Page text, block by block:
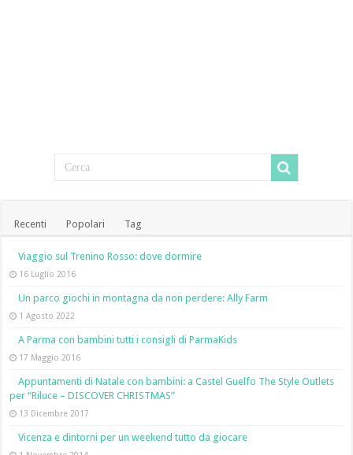
Recenti Popolari Tag
Viaggio sul Trenino Rosso: dove dormire
16 Luglio 2016
Un parco giochi in montagna da non perdere: Ally Farm
1 Agosto 2022
A Parma con bambini tutti i consigli di ParmaKids
17 Maggio 2016
Appuntamenti di Natale con bambini: a Castel Guelfo The Style Outlets
per “Riluce – DISCOVER CHRISTMAS”
13 Dicembre 2017
Vicenza e dintorni per un weekend tutto da giocare